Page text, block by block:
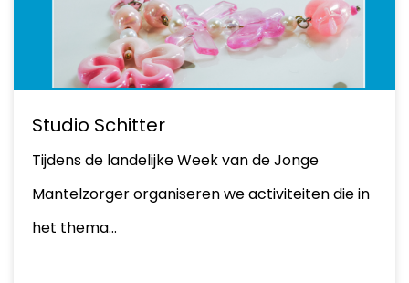
Studio Schitter
Tijdens de landelijke Week van de Jonge
Mantelzorger organiseren we activiteiten die in
het thema…